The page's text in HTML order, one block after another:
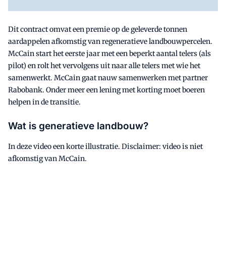
Dit contract omvat een premie op de geleverde tonnen
aardappelen afkomstig van regeneratieve landbouwpercelen.
McCain start het eerste jaar met een beperkt aantal telers (als
pilot) en rolt het vervolgens uit naar alle telers met wie het
samenwerkt. McCain gaat nauw samenwerken met partner
Rabobank. Onder meer een lening met korting moet boeren
helpen in de transitie.
Wat is generatieve landbouw?
In deze video een korte illustratie. Disclaimer: video is niet
afkomstig van McCain.